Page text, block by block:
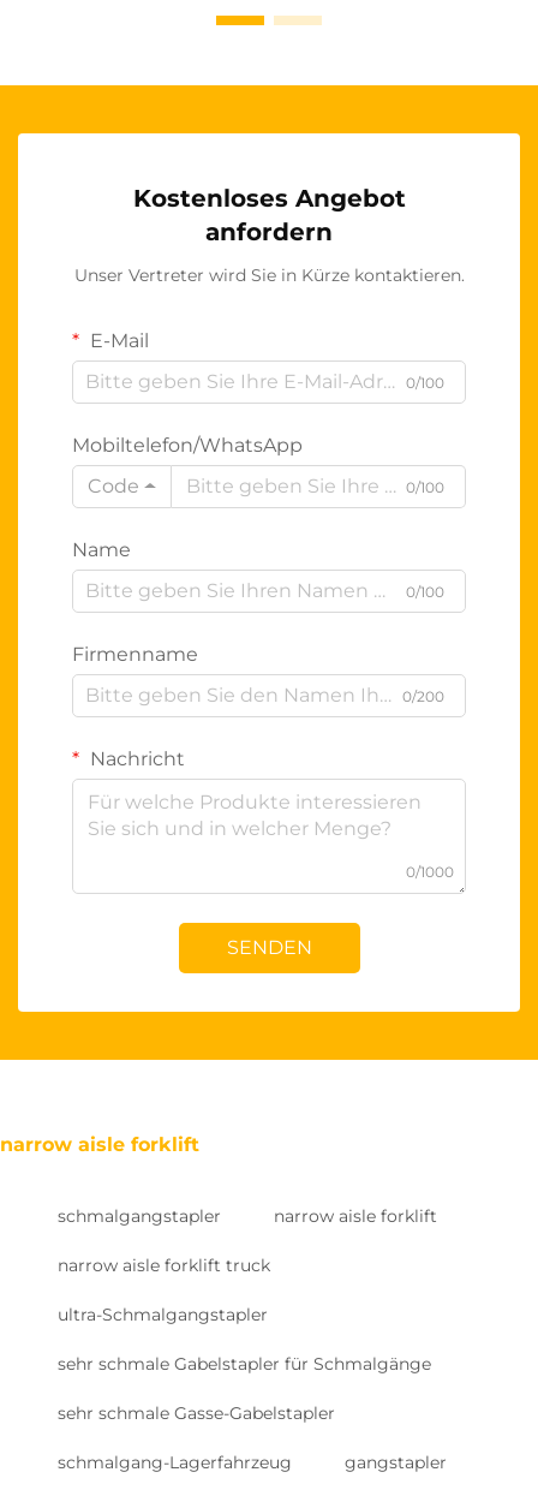
Kostenloses Angebot
anfordern
Unser Vertreter wird Sie in Kürze kontaktieren.
E-Mail
0/100
Mobiltelefon/WhatsApp
Code
0/100
Name
0/100
Firmenname
0/200
Nachricht
0/1000
SENDEN
narrow aisle forklift
schmalgangstapler narrow aisle forklift
narrow aisle forklift truck
ultra-Schmalgangstapler
sehr schmale Gabelstapler für Schmalgänge
sehr schmale Gasse-Gabelstapler
schmalgang-Lagerfahrzeug gangstapler